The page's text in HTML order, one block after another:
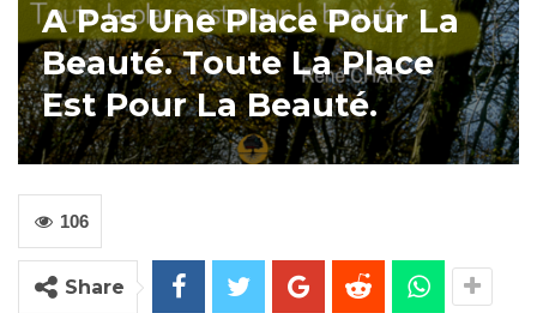
A Pas Une Place Pour La
Beauté. Toute La Place
Est Pour La Beauté.
106
Share